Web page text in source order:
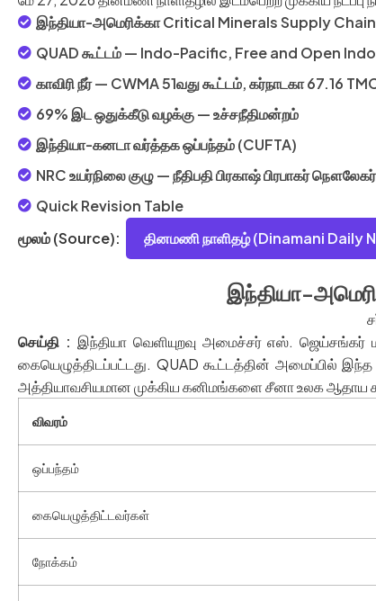
இந்தியா-அமெரிக்கா Critical Minerals Supply
QUAD கூட்டம் — Indo-Pacific, Free and Open
காவிரி நீர் — CWMA 51வது கூட்டம், கர்நாடகா 67.16
69% இட ஒதுக்கீடு வழக்கு — உச்சநீதிமன்றம்
இந்தியா-கனடா வர்த்தக ஒப்பந்தம் (CUFTA)
NRC உயர்நிலை குழு — நீதிபதி பிரகாஷ் பிரபாகர்
Quick Revision Table
மூலம் (Source):
தினமணி நாளிதழ் (Dinamani
இந்தியா-
செய்தி : இந்தியா வெளியுறவு அமைச்சர் எஸ். ஜெய்சங்கர்
கையெழுத்திடப்பட்டது. QUAD கூட்டத்தின் அமைப்பில்
அத்தியாவசியமான முக்கிய கனிமங்களை சீனா உலக ஆதாய
விவரம்
ஒப்பந்தம்
கையெழுத்திட்டவர்கள்
நோக்கம்